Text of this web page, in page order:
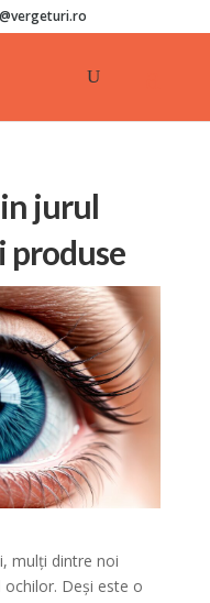
jurul
produse
mulți dintre noi
Deși este o